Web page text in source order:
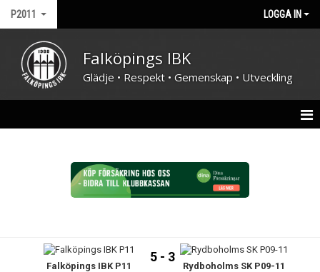
P2011 LOGGA IN
Falköpings IBK
Glädje • Respekt • Gemenskap • Utveckling
Falköpings IBK P11
5 - 3
Rydboholms SK P09-11